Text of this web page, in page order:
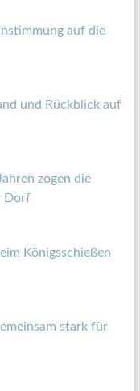
auf die
und Rückblick auf
zogen die
Dorf
Königsschießen
stark für